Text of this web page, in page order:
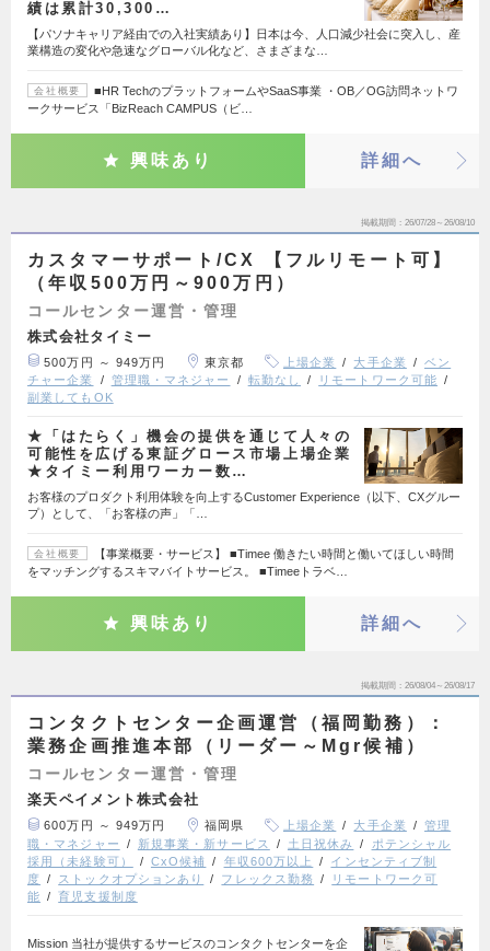
績は累計30,300…
【パソナキャリア経由での入社実績あり】日本は今、人口減少社会に突入し、産
業構造の変化や急速なグローバル化など、さまざまな…
会社概要
■HR TechのプラットフォームやSaaS事業 ・OB／OG訪問ネットワ
ークサービス「BizReach CAMPUS（ビ…
興味あり 詳細へ
掲載期間 26/07/28～26/08/10
カスタマーサポート/CX 【フルリモート可】
（年収500万円～900万円）
コールセンター運営・管理
株式会社タイミー
500万円 ～ 949万円 東京都 上場企業 大手企業
ベン
チャー企業
管理職・マネジャー 転勤なし
リモートワーク可能
副業してもOK
★「はたらく」機会の提供を通じて人々の
可能性を広げる東証グロース市場上場企業
★タイミー利用ワーカー数…
お客様のプロダクト利用体験を向上するCustomer Experience（以下、CXグルー
プ）として、「お客様の声」「…
会社概要
【事業概要・サービス】 ■Timee 働きたい時間と働いてほしい時間
をマッチングするスキマバイトサービス。 ■Timeeトラベ…
興味あり 詳細へ
掲載期間 26/08/04～26/08/17
コンタクトセンター企画運営（福岡勤務）：
業務企画推進本部（リーダー～Mgr候補）
コールセンター運営・管理
楽天ペイメント株式会社
600万円 ～ 949万円 福岡県 上場企業 大手企業
管理
職・マネジャー
新規事業・新サービス 土日祝休み
ポテンシャル
採用（未経験可）
CxO候補 年収600万以上
インセンティブ制
度
ストックオプションあり フレックス勤務
リモートワーク可
能
育児支援制度
Mission 当社が提供するサービスのコンタクトセンターを企